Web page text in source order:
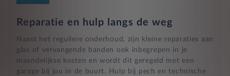
Reparatie en hulp langs de weg
Naast het reguliere onderhoud, zijn kleine reparaties aan
glas of vervangende banden ook inbegrepen in je
maandelijkse kosten en wordt dit geregeld met een
garage bij jou in de buurt. Hulp bij pech en technische